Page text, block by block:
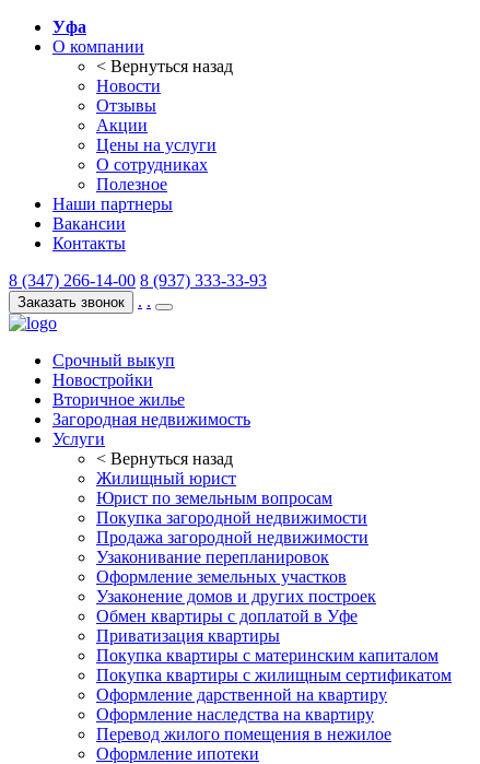
Уфа
О компании
< Вернуться назад
Новости
Отзывы
Акции
Цены на услуги
О сотрудниках
Полезное
Наши партнеры
Вакансии
Контакты
8 (347) 266-14-00 8 (937) 333-33-93
Заказать звонок . .
Срочный выкуп
Новостройки
Вторичное жилье
Загородная недвижимость
Услуги
< Вернуться назад
Жилищный юрист
Юрист по земельным вопросам
Покупка загородной недвижимости
Продажа загородной недвижимости
Узаконивание перепланировок
Оформление земельных участков
Узаконение домов и других построек
Обмен квартиры с доплатой в Уфе
Приватизация квартиры
Покупка квартиры с материнским капиталом
Покупка квартиры с жилищным сертификатом
Оформление дарственной на квартиру
Оформление наследства на квартиру
Перевод жилого помещения в нежилое
Оформление ипотеки